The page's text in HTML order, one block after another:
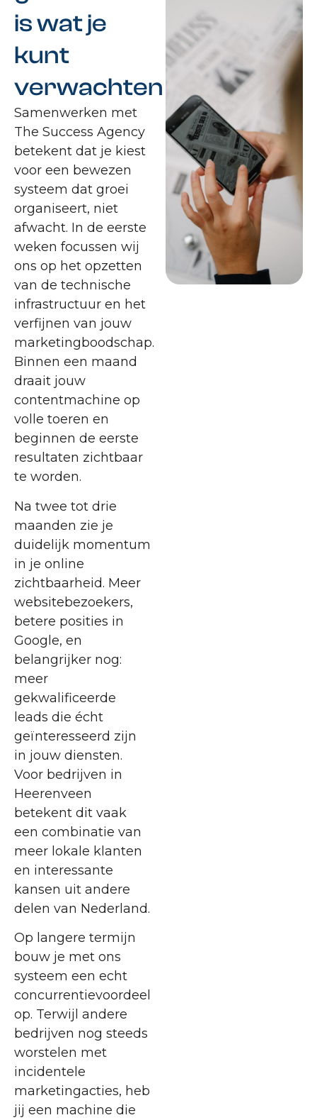
is wat je
kunt
verwachten
Samenwerken met
The Success Agency
betekent dat je kiest
voor een bewezen
systeem dat groei
organiseert, niet
afwacht. In de eerste
weken focussen wij
ons op het opzetten
van de technische
infrastructuur en het
verfijnen van jouw
marketingboodschap.
Binnen een maand
draait jouw
contentmachine op
volle toeren en
beginnen de eerste
resultaten zichtbaar
te worden.
Na twee tot drie
maanden zie je
duidelijk momentum
in je online
zichtbaarheid. Meer
websitebezoekers,
betere posities in
Google, en
belangrijker nog:
meer
gekwalificeerde
leads die écht
geïnteresseerd zijn
in jouw diensten.
Voor bedrijven in
Heerenveen
betekent dit vaak
een combinatie van
meer lokale klanten
en interessante
kansen uit andere
delen van Nederland.
Op langere termijn
bouw je met ons
systeem een echt
concurrentievoordeel
op. Terwijl andere
bedrijven nog steeds
worstelen met
incidentele
marketingacties, heb
jij een machine die